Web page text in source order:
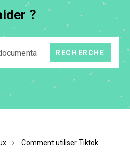
?
RECHERCHE
Comment utiliser Tiktok